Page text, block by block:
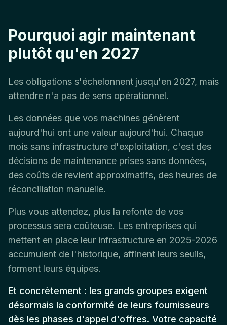
Pourquoi agir maintenant
plutôt qu'en 2027
Les obligations s'échelonnent jusqu'en 2027, mais
attendre n'a pas de sens opérationnel.
Les données que vos machines génèrent
aujourd'hui ont une valeur aujourd'hui. Chaque
mois sans infrastructure d'exploitation, c'est des
décisions de maintenance prises sans données,
des coûts de revient approximatifs, des heures de
réconciliation manuelle.
Plus vous attendez, plus la refonte de vos
processus sera coûteuse. Les entreprises qui
mettent en place leur infrastructure en 2025-2026
accumulent de l'historique, affinent leurs seuils,
forment leurs équipes.
Et concrètement : les grands groupes exigent
désormais la conformité de leurs fournisseurs
dès les phases d'appel d'offres. Votre capacité